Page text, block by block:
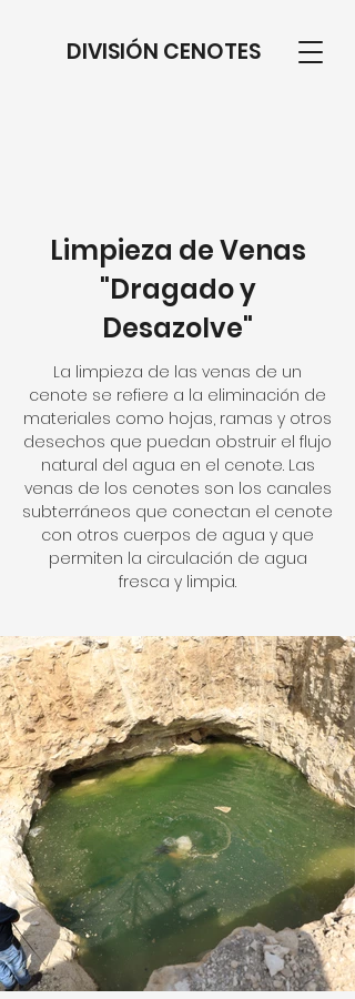
DIVISIÓN CENOTES
Limpieza de Venas
"Dragado y
Desazolve"
La limpieza de las venas de un
cenote se refiere a la eliminación de
materiales como hojas, ramas y otros
desechos que puedan obstruir el flujo
natural del agua en el cenote. Las
venas de los cenotes son los canales
subterráneos que conectan el cenote
con otros cuerpos de agua y que
permiten la circulación de agua
fresca y limpia.